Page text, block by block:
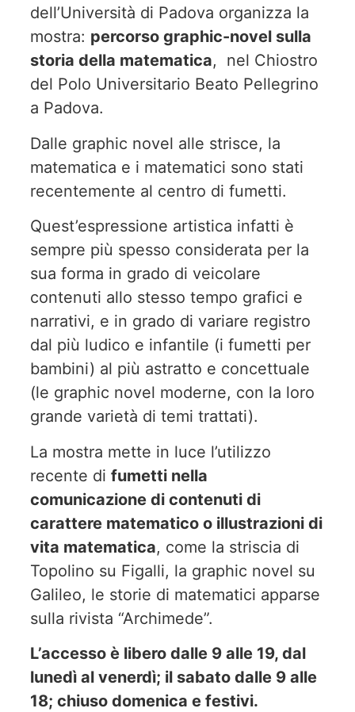
dell’Università di Padova organizza la
mostra: percorso graphic-novel sulla
storia della matematica, nel Chiostro
del Polo Universitario Beato Pellegrino
a Padova.
Dalle graphic novel alle strisce, la
matematica e i matematici sono stati
recentemente al centro di fumetti.
Quest’espressione artistica infatti è
sempre più spesso considerata per la
sua forma in grado di veicolare
contenuti allo stesso tempo grafici e
narrativi, e in grado di variare registro
dal più ludico e infantile (i fumetti per
bambini) al più astratto e concettuale
(le graphic novel moderne, con la loro
grande varietà di temi trattati).
La mostra mette in luce l’utilizzo
recente di fumetti nella
comunicazione di contenuti di
carattere matematico o illustrazioni di
vita matematica, come la striscia di
Topolino su Figalli, la graphic novel su
Galileo, le storie di matematici apparse
sulla rivista “Archimede”.
L’accesso è libero dalle 9 alle 19, dal
lunedì al venerdì; il sabato dalle 9 alle
18; chiuso domenica e festivi.